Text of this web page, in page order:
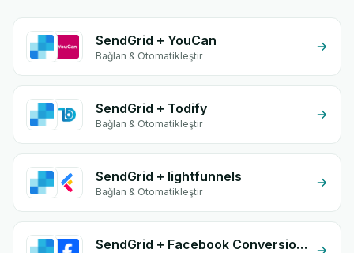
SendGrid + YouCan
Bağlan & Otomatikleştir
SendGrid + Todify
Bağlan & Otomatikleştir
SendGrid + lightfunnels
Bağlan & Otomatikleştir
SendGrid + Facebook Conversion API (CAPI)